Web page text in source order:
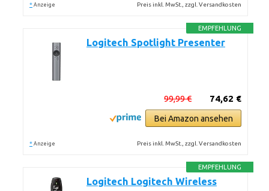
* Anzeige Preis inkl. MwSt., zzgl. Versandkosten
EMPFEHLUNG
Logitech Spotlight Presenter
74,62 €
99,99 €
Bei Amazon ansehen
* Anzeige Preis inkl. MwSt., zzgl. Versandkosten
EMPFEHLUNG
Logitech Logitech Wireless